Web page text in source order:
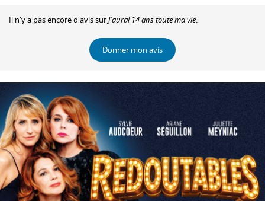
Il n'y a pas encore d'avis surJ'aurai 14 ans toute ma vie.
Donner mon avis